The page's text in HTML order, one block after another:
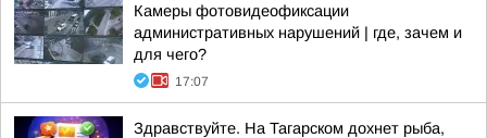
Камеры фотовидеофиксации
административных нарушений | где, зачем и
для чего?
17:07
Здравствуйте. На Тагарском дохнет рыба,